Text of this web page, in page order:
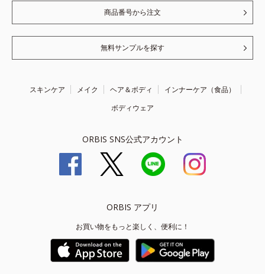
商品番号から注文
無料サンプルを探す
スキンケア メイク ヘア＆ボディ
インナーケア（食品）
ボディウェア
ORBIS SNS公式アカウント
ORBIS アプリ
お買い物をもっと楽しく、便利に！